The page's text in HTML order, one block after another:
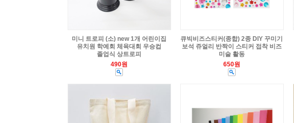
미니 트로피 (소) new 1개 어린이집
유치원 학예회 체육대회 우승컵
졸업식 상트로피
490원
큐빅비즈스티커(종합) 2종 DIY 꾸미기
보석 쥬얼리 반짝이 스티커 접착 비즈
미술 활동
650원